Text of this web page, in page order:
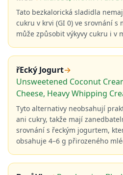
Tato bezkalorická sladidla
cukru v krvi (GI 0) ve srovnání s
může způsobit výkyvy cukru i v
řEcký Jogurt→
Unsweetened Coconut
Cheese, Heavy Whipping
Tyto alternativy neobsahují
ani cukry, takže mají
srovnání s řeckým jogurtem,
obsahuje 4–6 g přirozeného